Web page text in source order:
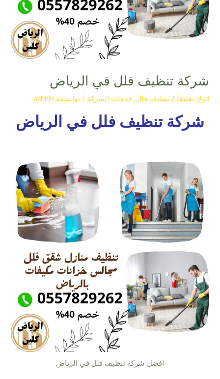
شركة تنظيف فلل في الرياض
اترك تعليقاً /تنظيف فلل, خدمات الشركة / بواسطة admin
شركة تنظيف فلل في الرياض
افضل شركة تنظيف فلل في الرياض